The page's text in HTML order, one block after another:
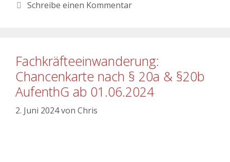
Schreibe einen Kommentar
Fachkräfteeinwanderung:
Chancenkarte nach § 20a & §20b
AufenthG ab 01.06.2024
2. Juni 2024von Chris